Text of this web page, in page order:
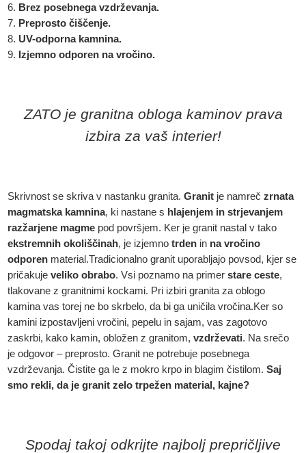
Brez posebnega vzdrževanja.
Preprosto čiščenje.
UV-odporna kamnina.
Izjemno odporen na vročino.
ZATO je granitna obloga kaminov prava
izbira za vaš interier!
Skrivnost se skriva v nastanku granita.Granit je namrečzrnata
magmatska kamnina, ki nastane s hlajenjem in strjevanjem
razžarjene magme pod površjem. Ker je granit nastal v tako
ekstremnih okoliščinah, je izjemnotrden in na vročino
odporen material.Tradicionalno granit uporabljajo povsod, kjer se
pričakujeveliko obrabo. Vsi poznamo na primerstare ceste,
tlakovane z granitnimi kockami. Pri izbiri granita za oblogo
kamina vas torej ne bo skrbelo, da bi ga uničila vročina.Ker so
kamini izpostavljeni vročini, pepelu in sajam, vas zagotovo
zaskrbi, kako kamin, obložen z granitom,vzdrževati. Na srečo
je odgovor – preprosto. Granit ne potrebuje posebnega
vzdrževanja. Čistite ga le z mokro krpo in blagim čistilom.Saj
smo rekli, da je granit zelo trpežen material, kajne?
Spodaj takoj odkrijte najbolj prepričljive